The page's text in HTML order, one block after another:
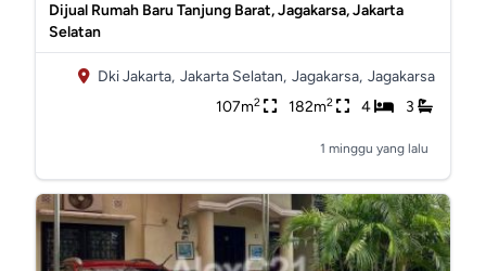
Dijual Rumah Baru Tanjung Barat, Jagakarsa, Jakarta
Selatan
Dki Jakarta, Jakarta Selatan, Jagakarsa, Jagakarsa
107m2 182m2 4 3
1 minggu yang lalu